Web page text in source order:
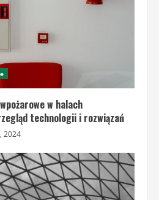
w halach
technologii i rozwiązań
2024